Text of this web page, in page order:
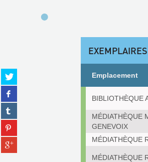
Partager
sur
twitter
(Nouvelle
fenêtre)
Partager
sur
facebook
(Nouvelle
fenêtre)
Partager
sur
tumblr
(Nouvelle
fenêtre)
Partager
sur
pinterest
(Nouvelle
Partager
sur
EXEMPLAIRES
Emplacement
BIBLIOTHÈQUE
MÉDIATHÈQUE
GENEVOIX
MÉDIATHÈQUE
MÉDIATHÈQUE